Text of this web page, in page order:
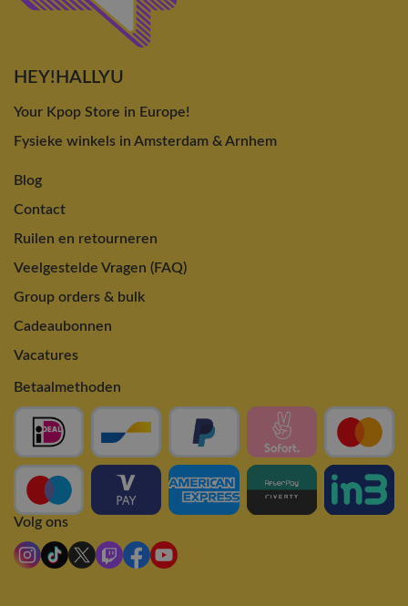
HEY!HALLYU
Your Kpop Store in Europe!
Fysieke winkels in Amsterdam & Arnhem
Blog
Contact
Ruilen en retourneren
Veelgestelde Vragen (FAQ)
Group orders & bulk
Cadeaubonnen
Vacatures
Betaalmethoden
Volg ons